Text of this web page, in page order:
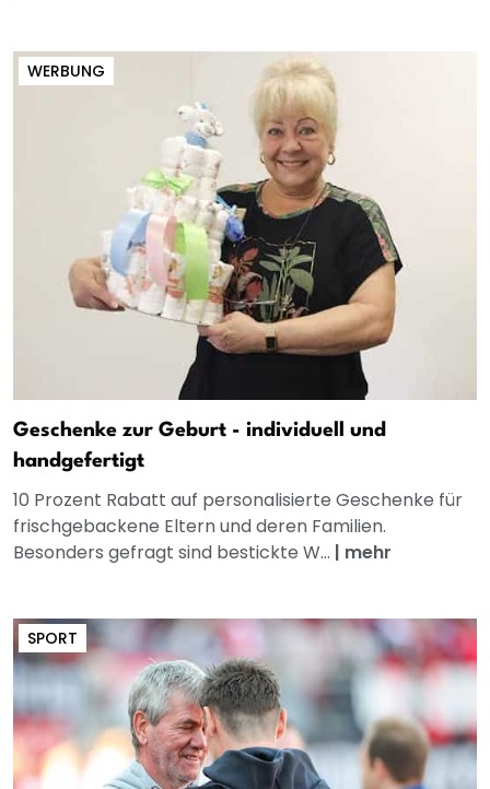
WERBUNG
Geschenke zur Geburt - individuell und
handgefertigt
10 Prozent Rabatt auf personalisierte Geschenke für
frischgebackene Eltern und deren Familien.
Besonders gefragt sind bestickte W... | mehr
SPORT